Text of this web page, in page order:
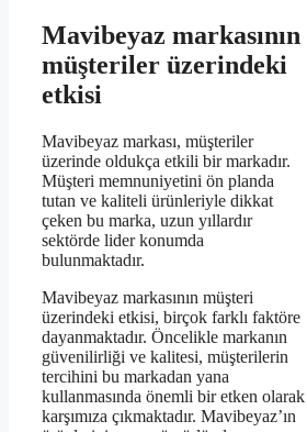
Mavibeyaz markasının
müşteriler üzerindeki
etkisi
Mavibeyaz markası, müşteriler
üzerinde oldukça etkili bir markadır.
Müşteri memnuniyetini ön planda
tutan ve kaliteli ürünleriyle dikkat
çeken bu marka, uzun yıllardır
sektörde lider konumda
bulunmaktadır.
Mavibeyaz markasının müşteri
üzerindeki etkisi, birçok farklı faktöre
dayanmaktadır. Öncelikle markanın
güvenilirliği ve kalitesi, müşterilerin
tercihini bu markadan yana
kullanmasında önemli bir etken olarak
karşımıza çıkmaktadır. Mavibeyaz’ın